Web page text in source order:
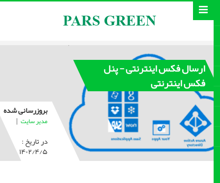
ارسال فکس اینترنتی - پنل
فکس اینترنتی
بروزرسانی شده
مدیر سایت |
در تاریخ :
۱۴۰۲/۴/۵